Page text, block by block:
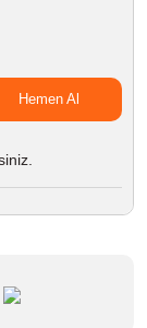
Hemen Al